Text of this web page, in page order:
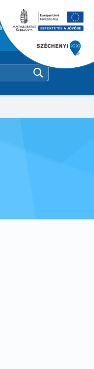
Kapcsolat